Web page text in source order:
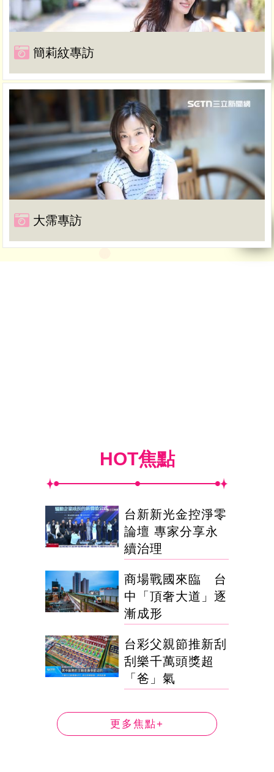
簡莉紋專訪
大霈專訪
HOT焦點
台新新光金控淨零
論壇 專家分享永
續治理
商場戰國來臨 台
中「頂奢大道」逐
漸成形
台彩父親節推新刮
刮樂千萬頭獎超
「爸」氣
更多焦點+